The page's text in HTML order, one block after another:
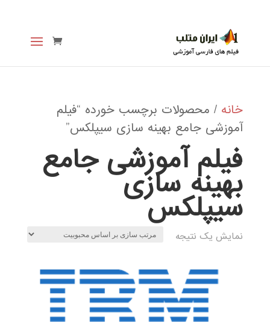
خانه / محصولات برچسب خورده “فیلم
آموزشی جامع بهینه سازی سیپلکس”
فیلم آموزشی جامع
بهینه سازی
سیپلکس
نمایش یک نتیجه